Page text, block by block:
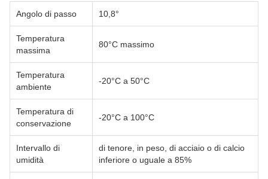
Angolo di passo 10,8°
Temperatura
massima
80°C massimo
Temperatura
ambiente
-20°C a 50°C
Temperatura di
conservazione
-20°C a 100°C
Intervallo di
umidità
di tenore, in peso, di acciaio o di calcio
inferiore o uguale a 85%